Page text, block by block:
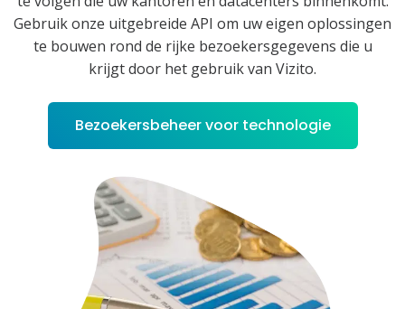
Gebruik onze uitgebreide API om uw eigen oplossingen
te bouwen rond de rijke bezoekersgegevens die u
krijgt door het gebruik van Vizito.
Bezoekersbeheer voor technologie